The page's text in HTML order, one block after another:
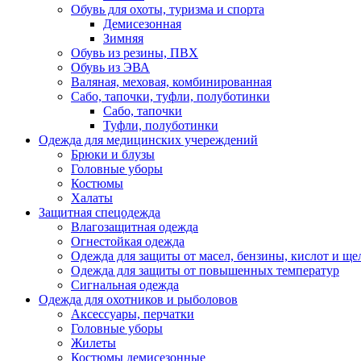
Обувь для охоты, туризма и спорта
Демисезонная
Зимняя
Обувь из резины, ПВХ
Обувь из ЭВА
Валяная, меховая, комбинированная
Сабо, тапочки, туфли, полуботинки
Сабо, тапочки
Туфли, полуботинки
Одежда для медицинских учереждений
Брюки и блузы
Головные уборы
Костюмы
Халаты
Защитная спецодежда
Влагозащитная одежда
Огнестойкая одежда
Одежда для защиты от масел, бензины, кислот и
Одежда для защиты от повышенных температур
Сигнальная одежда
Одежда для охотников и рыболовов
Аксессуары, перчатки
Головные уборы
Жилеты
Костюмы демисезонные